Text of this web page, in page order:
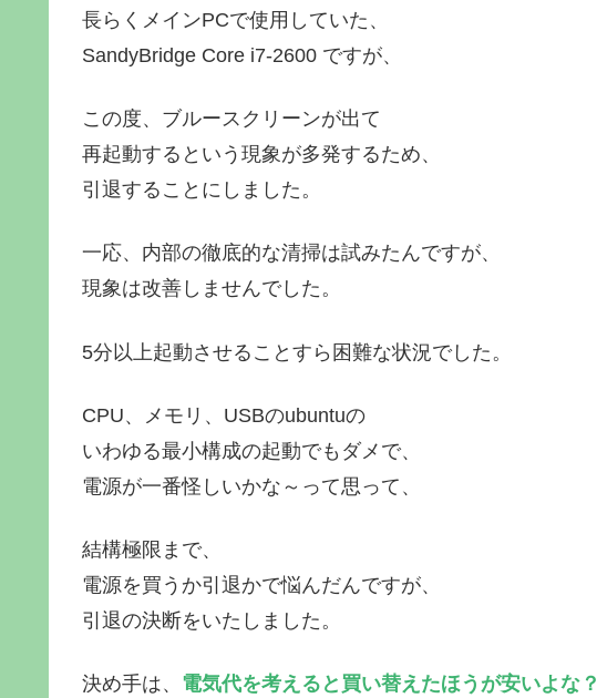
長らくメインPCで使用していた、
SandyBridge Core i7-2600 ですが、
この度、ブルースクリーンが出て
再起動するという現象が多発するため、
引退することにしました。
一応、内部の徹底的な清掃は試みたんですが、
現象は改善しませんでした。
5分以上起動させることすら困難な状況でした。
CPU、メモリ、USBのubuntuの
いわゆる最小構成の起動でもダメで、
電源が一番怪しいかな～って思って、
結構極限まで、
電源を買うか引退かで悩んだんですが、
引退の決断をいたしました。
決め手は、 電気代を考えると買い替えたほうが安いよな？